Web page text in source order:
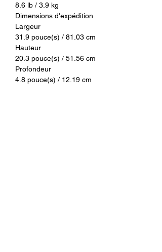
8.6 lb / 3.9 kg
Dimensions d'expédition
Largeur
31.9 pouce(s) / 81.03 cm
Hauteur
20.3 pouce(s) / 51.56 cm
Profondeur
4.8 pouce(s) / 12.19 cm